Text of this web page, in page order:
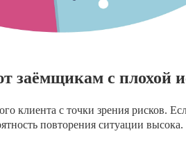
заёмщикам с плохой
клиента с точки зрения рисков.
повторения ситуации